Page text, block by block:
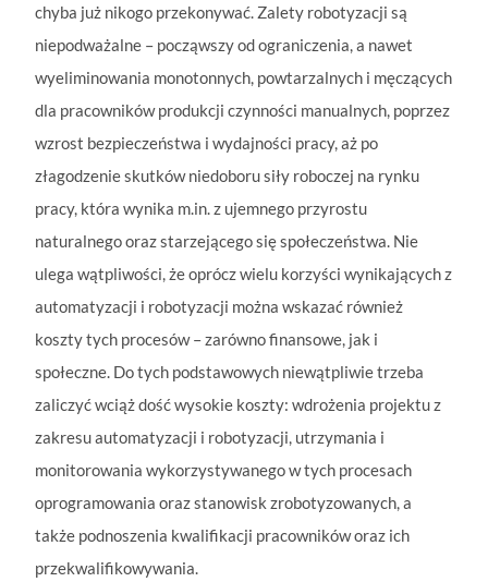
chyba już nikogo przekonywać. Zalety robotyzacji są
niepodważalne – począwszy od ograniczenia, a nawet
wyeliminowania monotonnych, powtarzalnych i męczących
dla pracowników produkcji czynności manualnych, poprzez
wzrost bezpieczeństwa i wydajności pracy, aż po
złagodzenie skutków niedoboru siły roboczej na rynku
pracy, która wynika m.in. z ujemnego przyrostu
naturalnego oraz starzejącego się społeczeństwa. Nie
ulega wątpliwości, że oprócz wielu korzyści wynikających z
automatyzacji i robotyzacji można wskazać również
koszty tych procesów – zarówno finansowe, jak i
społeczne. Do tych podstawowych niewątpliwie trzeba
zaliczyć wciąż dość wysokie koszty: wdrożenia projektu z
zakresu automatyzacji i robotyzacji, utrzymania i
monitorowania wykorzystywanego w tych procesach
oprogramowania oraz stanowisk zrobotyzowanych, a
także podnoszenia kwalifikacji pracowników oraz ich
przekwalifikowywania.